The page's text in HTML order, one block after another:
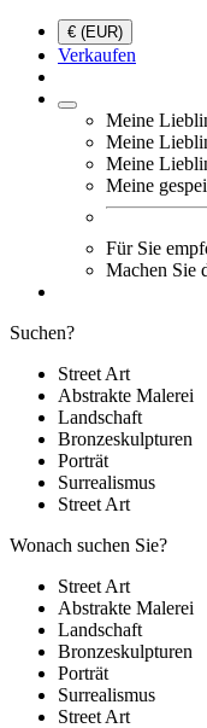
€ (EUR)
Verkaufen
Meine
Meine
Meine
Meine
Für Sie
Machen Sie
Suchen?
Street Art
Abstrakte Malerei
Landschaft
Bronzeskulpturen
Porträt
Surrealismus
Street Art
Wonach suchen Sie?
Street Art
Abstrakte Malerei
Landschaft
Bronzeskulpturen
Porträt
Surrealismus
Street Art